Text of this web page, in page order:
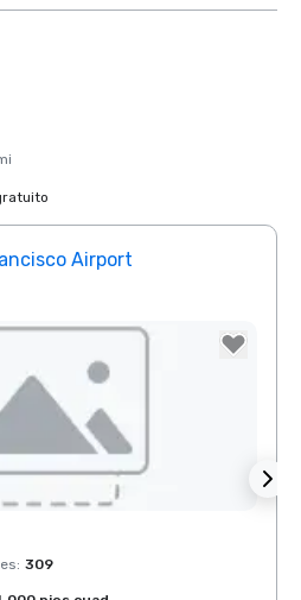
Airport
: 309